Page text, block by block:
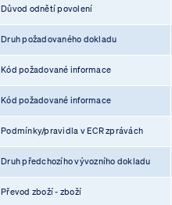
Důvod odnětí povolení
Druh požadovaného dokladu
Kód požadované informace
Kód požadované informace
Podmínky/pravidla v ECR zprávách
Druh předchozího vývozního dokladu
Převod zboží - zboží